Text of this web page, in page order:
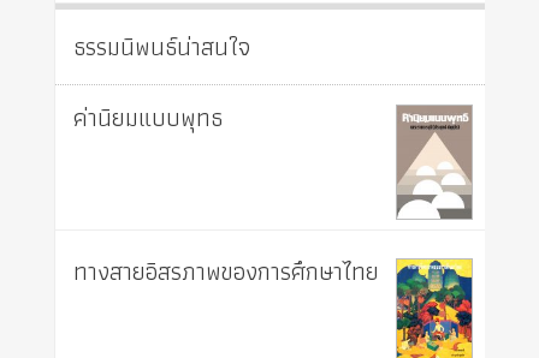
ธรรมนิพนธ์น่าสนใจ
ค่านิยมแบบพุทธ
ทางสายอิสรภาพของการศึกษาไทย